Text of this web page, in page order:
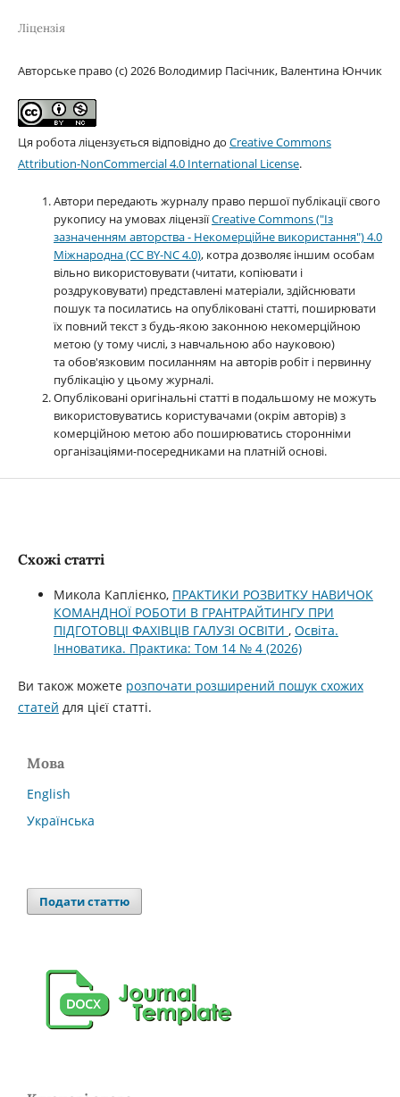
Ліцензія
Авторське право (c) 2026 Володимир Пасічник, Валентина Юнчик
Ця робота ліцензується відповідно до Creative Commons
Attribution-NonCommercial 4.0 International License.
Автори передають журналу право першої публікації свого
рукопису на умовах ліцензіїCreative Commons ("Із
зазначенням авторства - Некомерційне використання") 4.0
Міжнародна (CC BY-NC 4.0), котра дозволяє іншим особам
вільно використовувати (читати, копіювати і
роздруковувати) представлені матеріали, здійснювати
пошук та посилатись на опубліковані статті, поширювати
їх повний текст з будь-якою законною некомерційною
метою (у тому числі, з навчальною або науковою)
та обов'язковим посиланням на авторів робіт і первинну
публікацію у цьому журналі.
Опубліковані оригінальні статті в подальшому не можуть
використовуватись користувачами (окрім авторів) з
комерційною метою або поширюватись сторонніми
організаціями-посередниками на платній основі.
Схожі статті
Микола Каплієнко, ПРАКТИКИ РОЗВИТКУ НАВИЧОК
КОМАНДНОЇ РОБОТИ В ГРАНТРАЙТИНГУ ПРИ
ПІДГОТОВЦІ ФАХІВЦІВ ГАЛУЗІ ОСВІТИ , Освіта.
Інноватика. Практика: Том 14 № 4 (2026)
Ви також можете розпочати розширений пошук схожих
статей для цієї статті.
Мова
English
Українська
Подати статтю